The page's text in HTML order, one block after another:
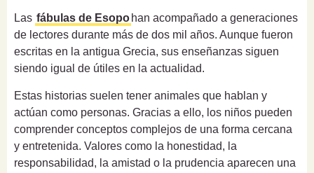
Las fábulas de Esopo han acompañado a generaciones
de lectores durante más de dos mil años. Aunque fueron
escritas en la antigua Grecia, sus enseñanzas siguen
siendo igual de útiles en la actualidad.
Estas historias suelen tener animales que hablan y
actúan como personas. Gracias a ello, los niños pueden
comprender conceptos complejos de una forma cercana
y entretenida. Valores como la honestidad, la
responsabilidad, la amistad o la prudencia aparecen una